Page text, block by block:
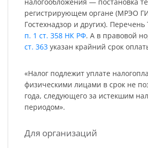
регистрирующем органе (МРЭО
Гостехнадзор и других).
п. 1 ст. 358 НК РФ. А в правовой
ст. 363указан крайний срок
«Налог подлежит уплате
физическими лицами в срок не
года, следующего за истекшим
периодом».
Для организаций